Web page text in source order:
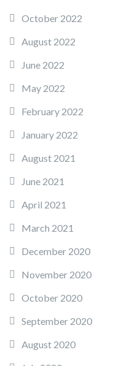
October 2022
August 2022
June 2022
May 2022
February 2022
January 2022
August 2021
June 2021
April 2021
March 2021
December 2020
November 2020
October 2020
September 2020
August 2020